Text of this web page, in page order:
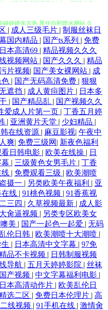
白丝精品被操 高清播放一区二区
91久久瑟瑟热 超碰青青98 影音av无
大片 午夜神马福利影院 91视频站
伪娘人妖中文网址 三级成人在线观
超碰最新网址 含羞草91 久草福利小
利色av 最新资源AV 91网址 超碰99
图1在线 婷婷色图 亚洲人妻丝袜性
月天 狠狠九色肏屄网 美女g鸡网站
料1区 91黄页 www欧美 国产视频
深夜小视频 最新av岛国网址 91社中
战 青青草男人av 四虎视频 在线免
比色导航 女同色情 人人操操 天天
| 成人三级毛片 | 制服丝袜日
国内精品 | 国产ts系列 | 免费
日本高清69 | 精品视频久久久
视频网站 | 国产久久久 | 精品
片视频| 国产美女裸网站 | 成
色 | 国产无码高清免费 | 狠狠
遮挡 | 成人黄疸图片 | 日本多
| 国产精品乱 | 国产视频久久
爱成人片第一页 | 丁香五月婷
| 亚洲黄片天堂 | 少妇精品 |
在线资源 | 麻豆影视| 午夜中
爽| 免费三级网 | 新夜色福利
日韩电影 | 欧美在线操 | 日
| 三级黄色女男毛片 | 丁香
线 | 免费观看三级 | 欧美潮喷
摄一 | 另类欧美午夜福利 | 亚
线 | 91桃色视频 | 91香蕉视
三四 | 久草视频最新 | 成人影
肏逼视频 | 另类专区欧美女
美 | 国产一起色一起爱 | 无码
伦日韩 | 欧美潮喷十大潮喷 |
| 日本高清中文字幕 | 97免
品不卡视频 | 日韩制服视频
导航 | 五月天婷婷影院 | 丝袜
产视频 | 中文字幕福利电影 |
日本高清动作片 | 欧美乱伦日
选二区 | 免费日本伦理片 | 高
线视频 | 91手机在线 | 激情肏